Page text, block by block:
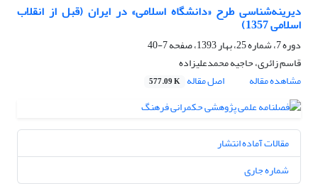
دیرینه‌شناسی طرح «دانشگاه اسلامی» در ایران (قبل از انقلاب
اسلامی 1357)
دوره 7، شماره 25، بهار 1393، صفحه
7-40
قاسم زائری، حاجیه محمدعلیزاده
مشاهده مقاله
اصل مقاله 577.09 K
مقالات آماده انتشار
شماره جاری